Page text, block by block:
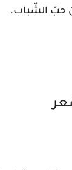
حبّ الشّباب.